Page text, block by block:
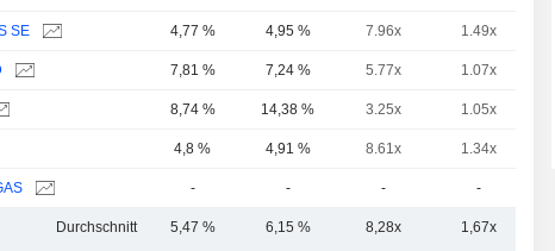
SE 4,77 % 4,95 % 7.96x 1.49x
7,81 % 7,24 % 5.77x 1.07x
8,74 % 14,38 % 3.25x 1.05x
4,8 % 4,91 % 8.61x 1.34x
- - - -
Durchschnitt 5,47 % 6,15 % 8,28x 1,67x